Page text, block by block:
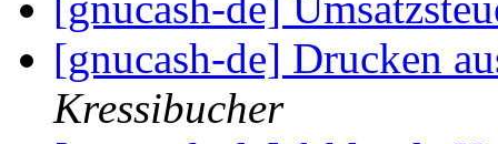
[gnucash-de] Drucken
Kressibucher